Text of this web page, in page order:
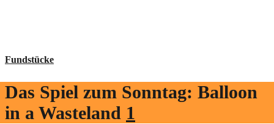
Fundstücke
Das Spiel zum Sonntag: Balloon
in a Wasteland 1